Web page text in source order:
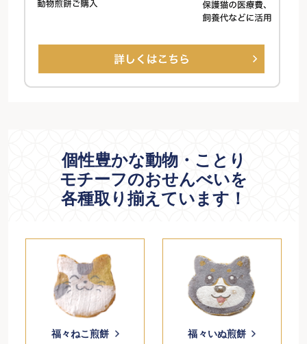
個性豊かな動物・ことり
モチーフのおせんべいを
各種取り揃えています！
福々ねこ煎餅 福々いぬ煎餅